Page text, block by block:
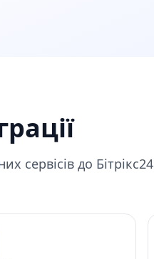
сервісів до Бітрікс24